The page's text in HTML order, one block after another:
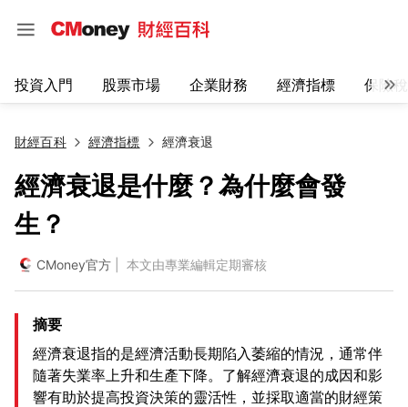
投資入門 股票市場 企業財務 經濟指標 保險
財經百科 經濟指標 經濟衰退
經濟衰退是什麼？為什麼會發
生？
CMoney官方 | 本文由專業編輯定期審核
摘要
經濟衰退指的是經濟活動長期陷入萎縮的情況，通常伴
隨著失業率上升和生產下降。了解經濟衰退的成因和影
響有助於提高投資決策的靈活性，並採取適當的財經策